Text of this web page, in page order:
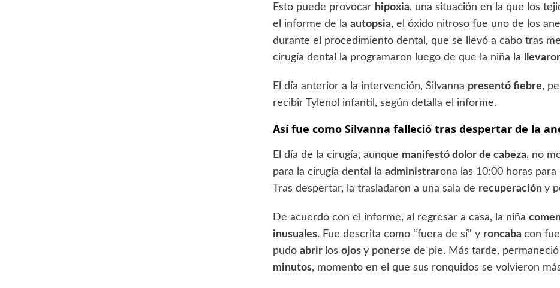
Esto puede provocar hipoxia, una situación en la que los
el informe de la autopsia, el óxido nitroso fue uno de los
durante el procedimiento dental, que se llevó a cabo tras
cirugía dental la programaron luego de que la niña la
El día anterior a la intervención, Silvanna presentó fiebre,
recibir Tylenol infantil, según detalla el informe.
Así fue como Silvanna falleció tras despertar de la
El día de la cirugía, aunque manifestó dolor de cabeza, no
para la cirugía dental la administrarona las 10:00 horas
Tras despertar, la trasladaron a una sala de recuperación y
De acuerdo con el informe, al regresar a casa, la niña
inusuales. Fue descrita como “fuera de sí” y roncaba con
pudo abrir los ojos y ponerse de pie. Más tarde,
minutos, momento en el que sus ronquidos se volvieron